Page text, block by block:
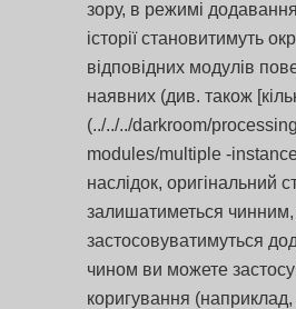
зору, в режимі
історії становитимуть
відповідних модулів
наявних (див. також
(../../../darkroom/
modules/multiple -
наслідок, оригінальний
залишатиметься чинним,
застосовуватимуться
чином ви можете
коригування